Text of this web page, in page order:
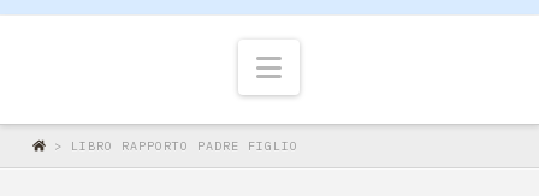
Navigazione
> LIBRO RAPPORTO PADRE FIGLIO